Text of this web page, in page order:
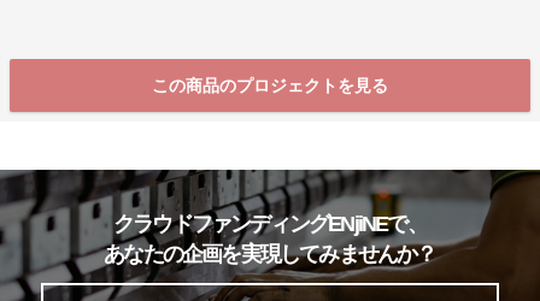
この商品のプロジェクトを見る
クラウドファンディングENjiNEで、
あなたの企画を実現してみませんか？